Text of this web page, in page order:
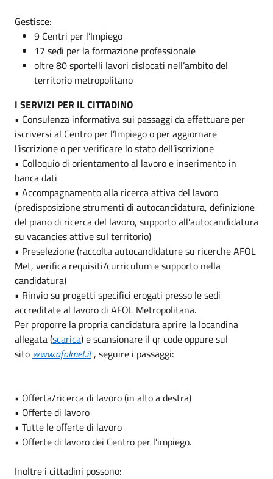
Gestisce:
9 Centri per l’Impiego
17 sedi per la formazione professionale
oltre 80 sportelli lavori dislocati nell’ambito del
territorio metropolitano
I SERVIZI PER IL CITTADINO
• Consulenza informativa sui passaggi da effettuare per
iscriversi al Centro per l’Impiego o per aggiornare
l’iscrizione o per verificare lo stato dell’iscrizione
• Colloquio di orientamento al lavoro e inserimento in
banca dati
• Accompagnamento alla ricerca attiva del lavoro
(predisposizione strumenti di autocandidatura, definizione
del piano di ricerca del lavoro, supporto all’autocandidatura
su vacancies attive sul territorio)
• Preselezione (raccolta autocandidature su ricerche AFOL
Met, verifica requisiti/curriculum e supporto nella
candidatura)
• Rinvio su progetti specifici erogati presso le sedi
accreditate al lavoro di AFOL Metropolitana.
Per proporre la propria candidatura aprire la locandina
allegata (scarica) e scansionare il qr code oppure sul
sito www.afolmet.it, seguire i passaggi:
• Offerta/ricerca di lavoro (in alto a destra)
• Offerte di lavoro
• Tutte le offerte di lavoro
• Offerte di lavoro dei Centro per l’impiego.
Inoltre i cittadini possono: